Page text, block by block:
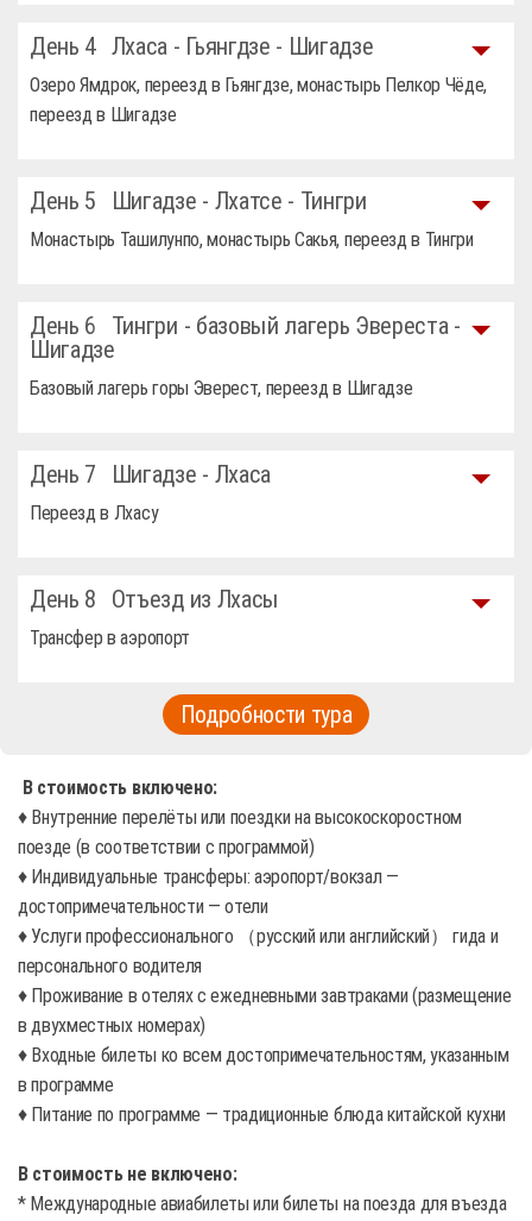
День 4 Лхаса - Гьянгдзе - Шигадзе
Озеро Ямдрок, переезд в Гьянгдзе, монастырь Пелкор Чёде,
переезд в Шигадзе
День 5 Шигадзе - Лхатсе - Тингри
Монастырь Ташилунпо, монастырь Сакья, переезд в Тингри
День 6
Тингри - базовый лагерь Эвереста -
Шигадзе
Базовый лагерь горы Эверест, переезд в Шигадзе
День 7 Шигадзе - Лхаса
Переезд в Лхасу
День 8 Отъезд из Лхасы
Трансфер в аэропорт
Подробности тура
В стоимость включено:
♦ Внутренние перелёты или поездки на высокоскоростном
поезде (в соответствии с программой)
♦ Индивидуальные трансферы: аэропорт/вокзал —
достопримечательности — отели
♦ Услуги профессионального （русский или английский） гида и
персонального водителя
♦ Проживание в отелях с ежедневными завтраками (размещение
в двухместных номерах)
♦ Входные билеты ко всем достопримечательностям, указанным
в программе
♦ Питание по программе — традиционные блюда китайской кухни
В стоимость не включено:
* Международные авиабилеты или билеты на поезда для въезда